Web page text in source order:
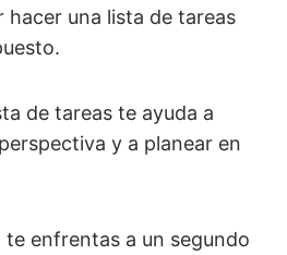
hacer una lista de tareas
de tareas te ayuda a
y a planear en
te enfrentas a un segundo